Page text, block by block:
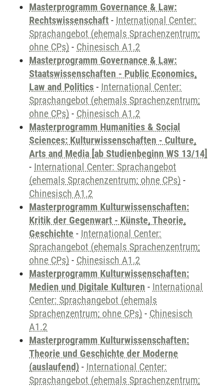
Masterprogramm Governance & Law:
Rechtswissenschaft - International Center:
Sprachangebot (ehemals Sprachenzentrum;
ohne CPs) - Chinesisch A1.2
Masterprogramm Governance & Law:
Staatswissenschaften - Public Economics,
Law and Politics - International Center:
Sprachangebot (ehemals Sprachenzentrum;
ohne CPs) - Chinesisch A1.2
Masterprogramm Humanities & Social
Sciences: Kulturwissenschaften - Culture,
Arts and Media [ab Studienbeginn WS 13/14]
- International Center: Sprachangebot
(ehemals Sprachenzentrum; ohne CPs) -
Chinesisch A1.2
Masterprogramm Kulturwissenschaften:
Kritik der Gegenwart - Künste, Theorie,
Geschichte - International Center:
Sprachangebot (ehemals Sprachenzentrum;
ohne CPs) - Chinesisch A1.2
Masterprogramm Kulturwissenschaften:
Medien und Digitale Kulturen - International
Center: Sprachangebot (ehemals
Sprachenzentrum; ohne CPs) - Chinesisch
A1.2
Masterprogramm Kulturwissenschaften:
Theorie und Geschichte der Moderne
(auslaufend) - International Center:
Sprachangebot (ehemals Sprachenzentrum;